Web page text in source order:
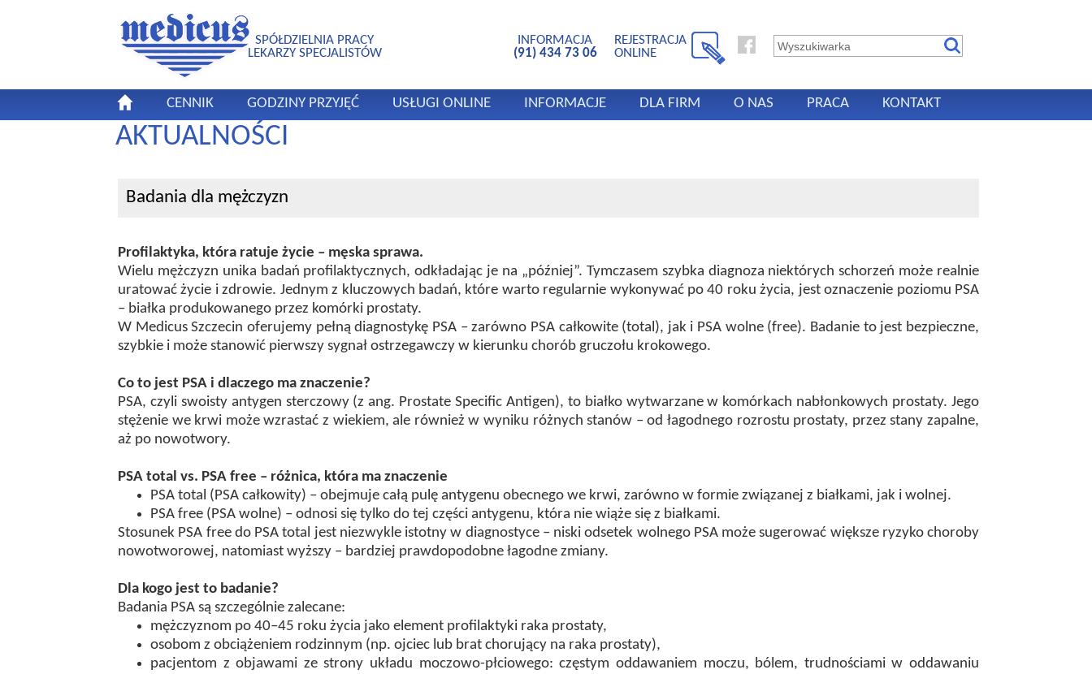
SPÓŁDZIELNIA PRACY
LEKARZY SPECJALISTÓW
INFORMACJA
(91) 434 73 06
REJESTRACJA
ONLINE
CENNIK GODZINY PRZYJĘĆ USŁUGI ONLINE INFORMACJE DLA FIRM O NAS PRACA KONTAKT
AKTUALNOŚCI
Badania dla mężczyzn
Profilaktyka, która ratuje życie – męska sprawa.
Wielu mężczyzn unika badań profilaktycznych, odkładając je na „później”. Tymczasem szybka diagnoza niektórych schorzeń może realnie
uratować życie i zdrowie. Jednym z kluczowych badań, które warto regularnie wykonywać po 40 roku życia, jest oznaczenie poziomu PSA
– białka produkowanego przez komórki prostaty.
W Medicus Szczecin oferujemy pełną diagnostykę PSA – zarówno PSA całkowite (total), jak i PSA wolne (free). Badanie to jest bezpieczne,
szybkie i może stanowić pierwszy sygnał ostrzegawczy w kierunku chorób gruczołu krokowego.
Co to jest PSA i dlaczego ma znaczenie?
PSA, czyli swoisty antygen sterczowy (z ang. Prostate Specific Antigen), to białko wytwarzane w komórkach nabłonkowych prostaty. Jego
stężenie we krwi może wzrastać z wiekiem, ale również w wyniku różnych stanów – od łagodnego rozrostu prostaty, przez stany zapalne,
aż po nowotwory.
PSA total vs. PSA free – różnica, która ma znaczenie
PSA total (PSA całkowity) – obejmuje całą pulę antygenu obecnego we krwi, zarówno w formie związanej z białkami, jak i wolnej.
PSA free (PSA wolne) – odnosi się tylko do tej części antygenu, która nie wiąże się z białkami.
Stosunek PSA free do PSA total jest niezwykle istotny w diagnostyce – niski odsetek wolnego PSA może sugerować większe ryzyko choroby
nowotworowej, natomiast wyższy – bardziej prawdopodobne łagodne zmiany.
Dla kogo jest to badanie?
Badania PSA są szczególnie zalecane:
mężczyznom po 40–45 roku życia jako element profilaktyki raka prostaty,
osobom z obciążeniem rodzinnym (np. ojciec lub brat chorujący na raka prostaty),
pacjentom z objawami ze strony układu moczowo-płciowego: częstym oddawaniem moczu, bólem, trudnościami w oddawaniu